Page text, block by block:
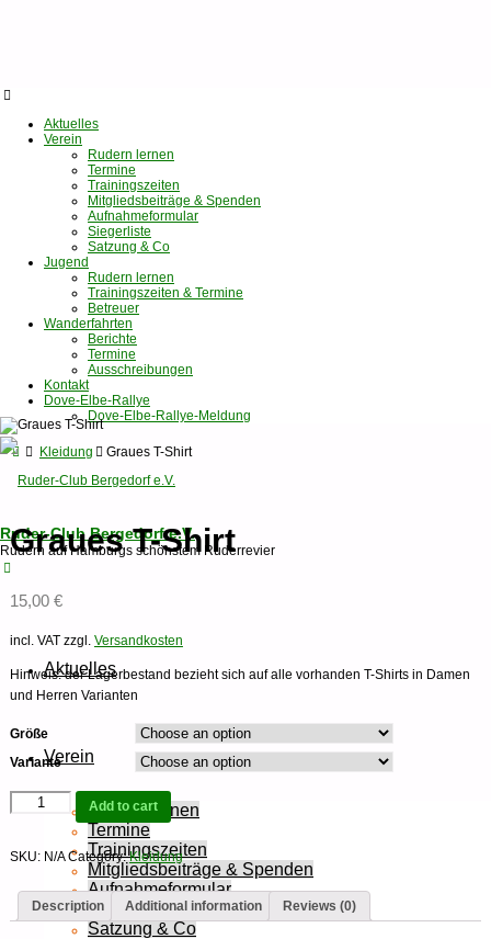
Aktuelles
Verein
Rudern lernen
Termine
Trainingszeiten
Mitgliedsbeiträge & Spenden
Aufnahmeformular
Siegerliste
Satzung & Co
Jugend
Rudern lernen
Trainingszeiten & Termine
Betreuer
Wanderfahrten
Berichte
Termine
Ausschreibungen
Kontakt
Dove-Elbe-Rallye
Dove-Elbe-Rallye-Meldung
Ruder-Club Bergedorf e.V.
Rudern auf Hamburgs schönstem Ruderrevier
Zum
Inhalt
springenAktuelles
Verein
Rudern lernen
Termine
Trainingszeiten
Mitgliedsbeiträge & Spenden
Aufnahmeformular
Siegerliste
Satzung & Co
Startseite
Kleidung Graues T-Shirt
Graues T-Shirt
15,00 €
incl. VAT zzgl. Versandkosten
Hinweis: der Lagerbestand bezieht sich auf alle vorhanden T-Shirts in Damen
und Herren Varianten
Größe
Variante
Graues
T-
Add to cart
SKU: N/A Category:Kleidung
Description Additional information Reviews (0)